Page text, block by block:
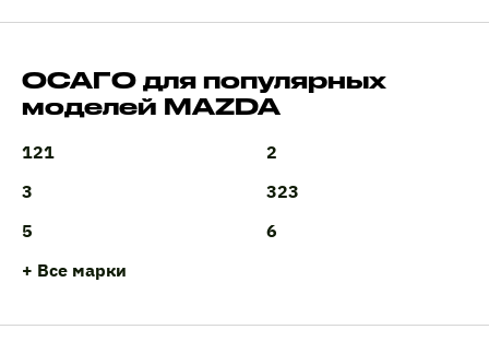
ОСАГО для популярных
моделей MAZDA
121
2
3
323
5
6
+ Все марки